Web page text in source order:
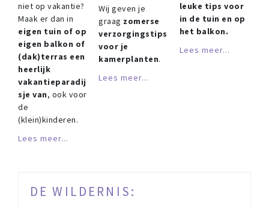
niet op vakantie?
Maak er dan in
eigen tuin of op
eigen balkon of
(dak)terras een
heerlijk
vakantieparadij
sje van, ook voor
de
(klein)kinderen.
Lees meer...
Wij geven je
graag zomerse
verzorgingstips
voor je
kamerplanten.
Lees meer...
leuke tips voor
in de tuin en op
het balkon.
Lees meer...
DE WILDERNIS: